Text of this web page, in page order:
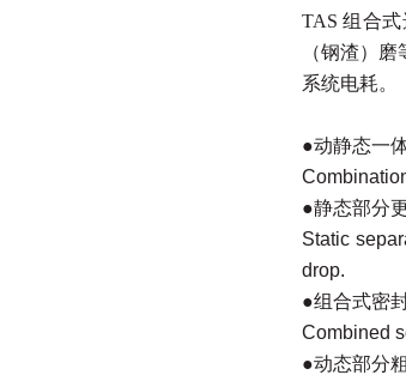
TAS 组合
（钢渣）磨
系统电耗。
●动静态一
●静态部分
Static
drop.
●组合式密
Combined
●动态部分